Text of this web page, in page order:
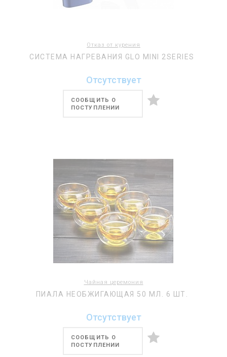
Отказ от курения
СИСТЕМА НАГРЕВАНИЯ GLO MINI 2SERIES
Отсутствует
СООБЩИТЬ О
ПОСТУПЛЕНИИ
Чайная церемония
ПИАЛА НЕОБЖИГАЮЩАЯ 50 МЛ. 6 ШТ.
Отсутствует
СООБЩИТЬ О
ПОСТУПЛЕНИИ